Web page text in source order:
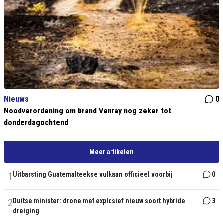
Nieuws
0
Noodverordening om brand Venray nog zeker tot
donderdagochtend
Meer artikelen
1 Uitbarsting Guatemalteekse vulkaan officieel voorbij 0
2 Duitse minister: drone met explosief nieuw soort hybride
dreiging
3